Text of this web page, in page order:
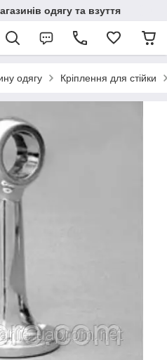
одягу та взуття
одягу Кріплення для стійки